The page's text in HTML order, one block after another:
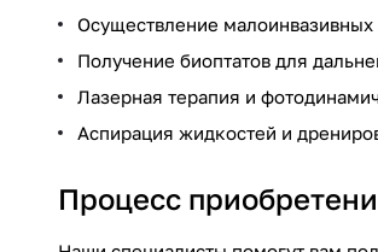
Осуществление малоинвазивных
Получение биоптатов для
Лазерная терапия и
Аспирация жидкостей и
Процесс